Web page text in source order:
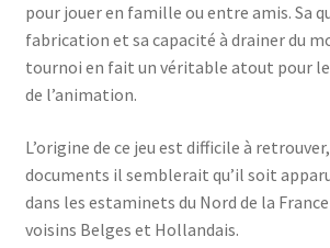
pour jouer en famille ou entre amis. Sa
fabrication et sa capacité à drainer du
tournoi en fait un véritable atout pour
de l’animation.
L’origine de ce jeu est difficile à
documents il semblerait qu’il soit
dans les estaminets du Nord de la
voisins Belges et Hollandais.